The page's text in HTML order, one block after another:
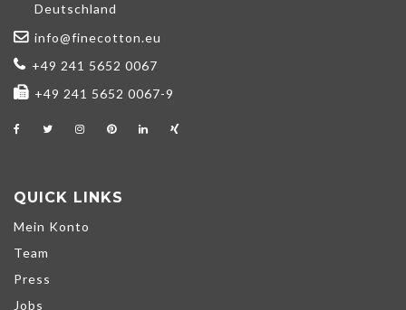
Deutschland
info@finecotton.eu
+49 241 5652 0067
+49 241 5652 0067-9
QUICK LINKS
Mein Konto
Team
Press
Jobs